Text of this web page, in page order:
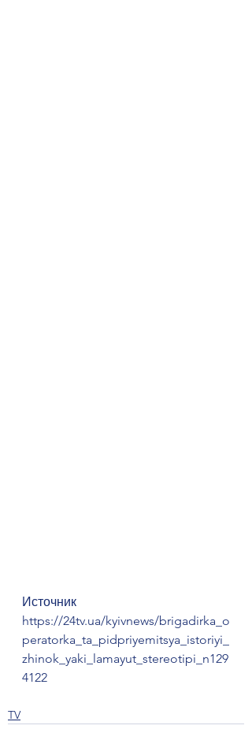
Источник
https://24tv.ua/kyivnews/brigadirka_o
peratorka_ta_pidpriyemitsya_istoriyi_
zhinok_yaki_lamayut_stereotipi_n129
4122
TV